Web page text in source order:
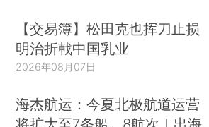
【交易簿】松田克也挥刀止损
明治折戟中国乳业
2026年08月07日
海杰航运：今夏北极航道运营